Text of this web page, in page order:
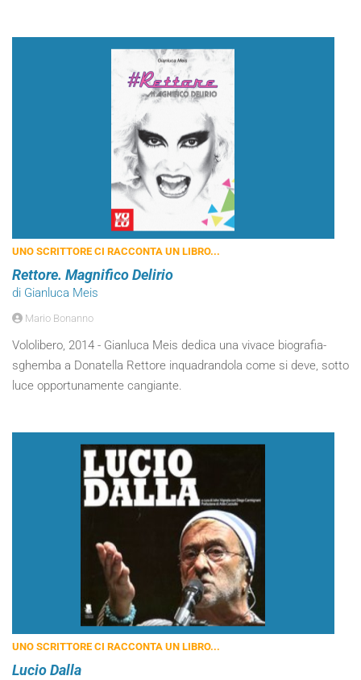
UNO SCRITTORE CI RACCONTA UN LIBRO...
Rettore. Magnifico Delirio
di Gianluca Meis
Mario Bonanno
Vololibero, 2014 - Gianluca Meis dedica una vivace biografia-
sghemba a Donatella Rettore inquadrandola come si deve, sotto
luce opportunamente cangiante.
UNO SCRITTORE CI RACCONTA UN LIBRO...
Lucio Dalla